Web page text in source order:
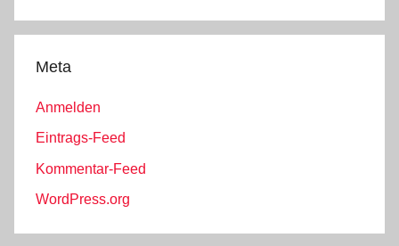
Meta
Anmelden
Eintrags-Feed
Kommentar-Feed
WordPress.org